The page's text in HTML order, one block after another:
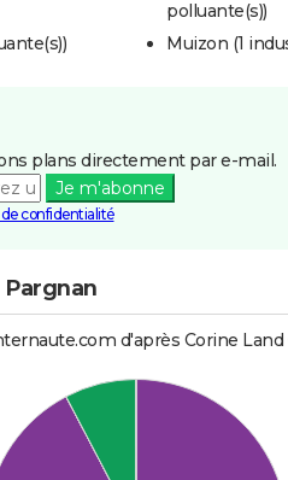
polluante(s))
Muizon (1
plans directement par e-mail.
Je m'abonne
confidentialité
d'après Corine Land